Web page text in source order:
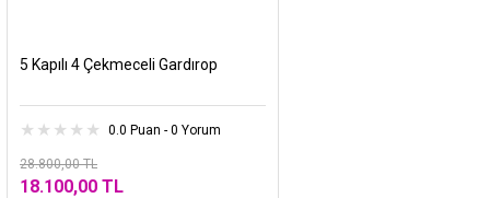
5 Kapılı 4 Çekmeceli Gardırop
0.0 Puan - 0 Yorum
28.800,00 TL
18.100,00 TL